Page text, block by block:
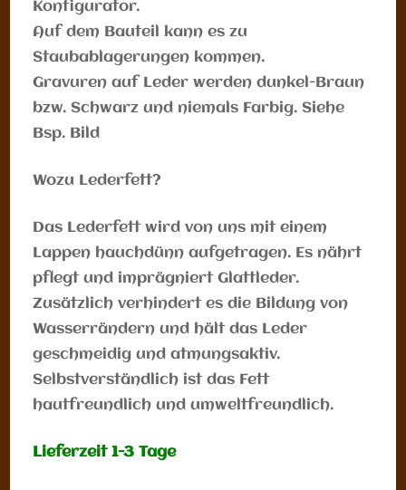
Konfigurator.
Auf dem Bauteil kann es zu
Staubablagerungen kommen.
Gravuren auf Leder werden dunkel-Braun
bzw. Schwarz und niemals Farbig. Siehe
Bsp. Bild
Wozu Lederfett?
Das Lederfett wird von uns mit einem
Lappen hauchdünn aufgetragen. Es nährt
pflegt und imprägniert Glattleder.
Zusätzlich verhindert es die Bildung von
Wasserrändern und hält das Leder
geschmeidig und atmungsaktiv.
Selbstverständlich ist das Fett
hautfreundlich und umweltfreundlich.
Lieferzeit 1-3 Tage